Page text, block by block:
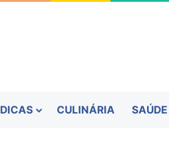
DICAS CULINÁRIA SAÚDE